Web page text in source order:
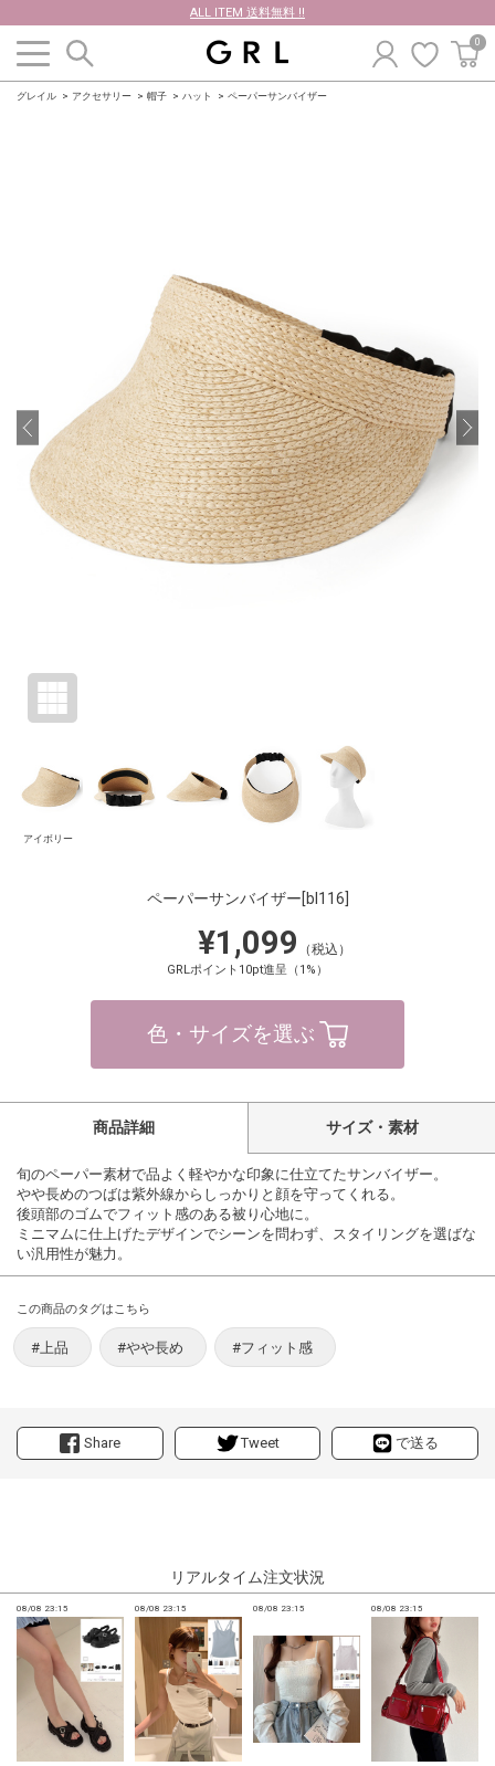
ALL ITEM 送料無料 !!
0
グレイル アクセサリー 帽子 ハット ペーパーサンバイザー
アイボリー
ペーパーサンバイザー[bl116]
¥1,099 （税込）
GRLポイント10pt進呈（1%）
色・サイズを選ぶ
Share Tweet で送る
商品詳細 サイズ・素材
旬のペーパー素材で品よく軽やかな印象に仕立てたサンバイザー。
やや長めのつばは紫外線からしっかりと顔を守ってくれる。
後頭部のゴムでフィット感のある被り心地に。
ミニマムに仕上げたデザインでシーンを問わず、スタイリングを選ばな
い汎用性が魅力。
この商品のタグはこちら
#上品 #やや長め #フィット感
リアルタイム注文状況
08/08 23:15 08/08 23:15 08/08 23:15 08/08 23:15